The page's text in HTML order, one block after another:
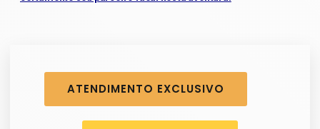
ATENDIMENTO EXCLUSIVO